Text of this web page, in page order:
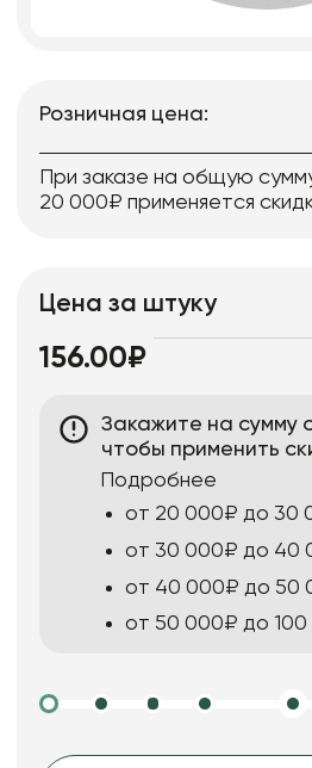
Розничная цена:
При заказе на общую
20 000₽ применяется
Цена за штуку
156.00₽
Закажите на сумму
чтобы применить
Подробнее
от 20 000₽ до 30
от 30 000₽ до 40
от 40 000₽ до 50
от 50 000₽ до 100